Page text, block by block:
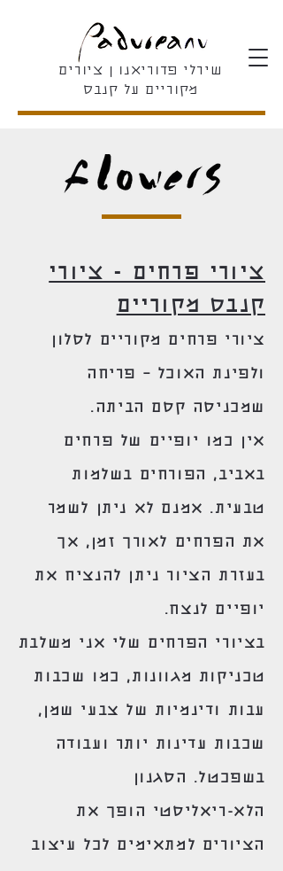
שירלי פדוריאנו ן ציורים
מקוריים על קנבס
ציורי פרחים - ציורי
קנבס מקוריים
ציורי פרחים מקוריים לסלון
ולפינת האוכל – פריחה
שמכניסה קסם הביתה.
אין כמו יופיים של פרחים
באביב, הפורחים בשלמות
טבעית. אמנם לא ניתן לשמר
את הפרחים לאורך זמן, אך
בעזרת הציור ניתן להנציח את
יופיים לנצח.
בציורי הפרחים שלי אני משלבת
טכניקות מגוונות, כמו שכבות
עבות ודינמיות של צבעי שמן,
שכבות עדינות יותר ועבודה
בשפכטל. הסגנון
הלא-ריאליסטי הופך את
הציורים למתאימים לכל עיצוב